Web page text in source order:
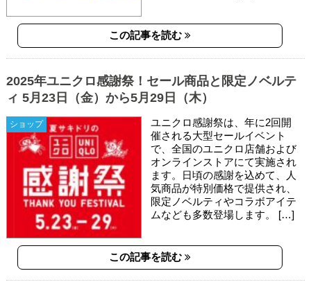
この記事を読む
ショップ
2025年ユニクロ感謝祭！セール商品と限定ノベルテ
ィ 5月23日（金）から5月29日（木）
ユニクロ感謝祭は、年に2回開
催される大型セールイベント
で、全国のユニクロ店舗および
オンラインストアにて実施され
ます。日頃の感謝を込めて、人
気商品が特別価格で提供され、
限定ノベルティやコラボアイテ
ムなども多数登場します。 […]
この記事を読む